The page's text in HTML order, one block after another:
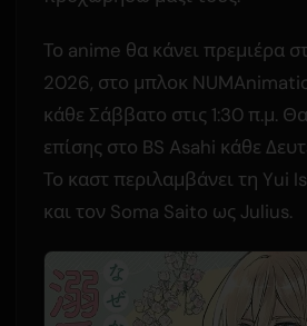
Το anime θα κάνει πρεμιέρα
2026, στο μπλοκ
κάθε Σάββατο στις 1:30 π.μ.
επίσης στο BS Asahi κάθε
Το καστ περιλαμβάνει τη Yui
και τον Soma Saito ως Julius.